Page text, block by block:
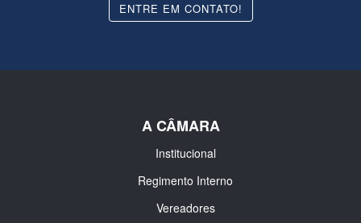
ENTRE EM CONTATO!
A CÂMARA
Institucional
Regimento Interno
Vereadores